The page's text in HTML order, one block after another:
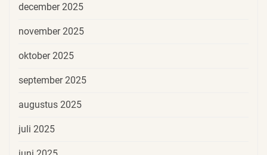
december 2025
november 2025
oktober 2025
september 2025
augustus 2025
juli 2025